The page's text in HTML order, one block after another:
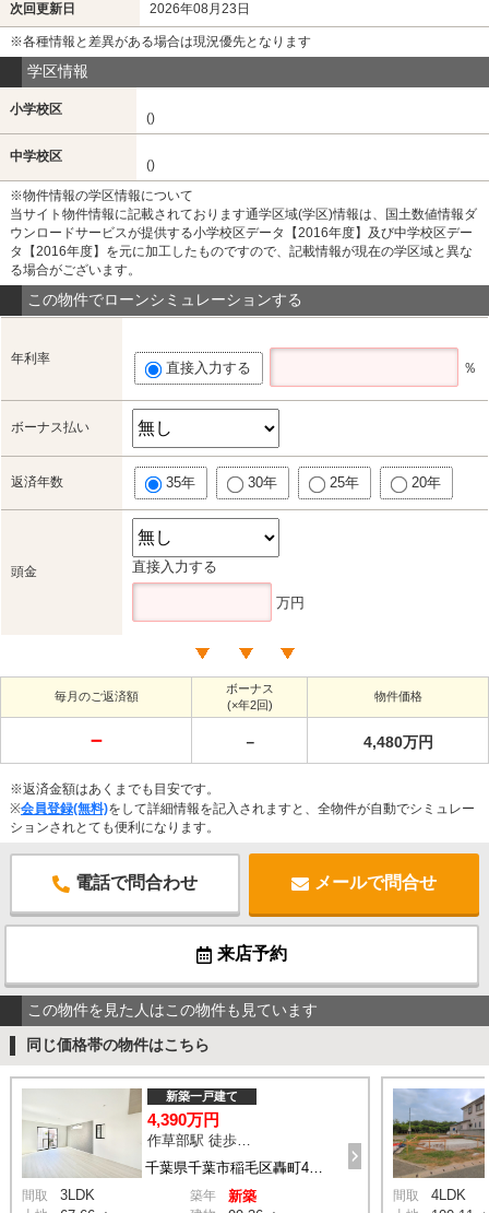
次回更新日 2026年08月23日
※各種情報と差異がある場合は現況優先となります
学区情報
小学校区
()
中学校区
()
※物件情報の学区情報について
当サイト物件情報に記載されております通学区域(学区)情報は、国土数値情報ダ
ウンロードサービスが提供する小学校区データ【2016年度】及び中学校区デー
タ【2016年度】を元に加工したものですので、記載情報が現在の学区域と異な
る場合がございます。
この物件でローンシミュレーションする
年利率
直接入力する ％
ボーナス払い
返済年数 35年 30年 25年 20年
頭金 直接入力する
万円
毎月のご返済額
ボーナス
(×年2回)
物件価格
－ － 4,480万円
※返済金額はあくまでも目安です。
※会員登録(無料)をして詳細情報を記入されますと、全物件が自動でシミュレー
ションされとても便利になります。
電話で問合わせ メールで問合せ
来店予約
この物件を見た人はこの物件も見ています
同じ価格帯の物件はこちら
新築一戸建て
4,390万円
間取 3LDK 築年 新築 間取 4LDK